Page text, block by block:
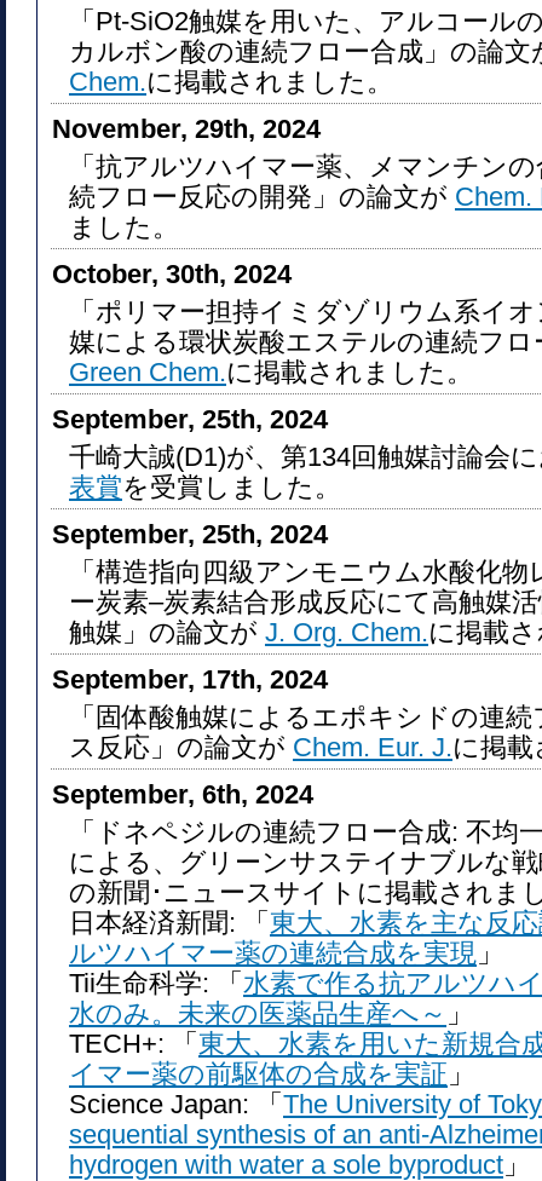
「Pt-SiO2触媒を用いた、アルコール
カルボン酸の連続フロー合成」の論
Chem.に掲載されました。
November, 29th, 2024
「抗アルツハイマー薬、メマンチン
続フロー反応の開発」の論文が Chem.
ました。
October, 30th, 2024
「ポリマー担持イミダゾリウム系イ
媒による環状炭酸エステルの連続フロ
Green Chem.に掲載されました。
September, 25th, 2024
千崎大誠(D1)が、第134回触媒討論会
表賞を受賞しました。
September, 25th, 2024
「構造指向四級アンモニウム水酸化
ー炭素–炭素結合形成反応にて高触媒
触媒」の論文が J. Org. Chem.に掲載
September, 17th, 2024
「固体酸触媒によるエポキシドの連
ス反応」の論文が Chem. Eur. J.に掲
September, 6th, 2024
「ドネペジルの連続フロー合成: 不均
による、グリーンサステイナブルな
の新聞･ニュースサイトに掲載されま
日本経済新聞: 「 東大、水素を主な反
ルツハイマー薬の連続合成を実現 」
Tii生命科学: 「 水素で作る抗アルツハ
水のみ。未来の医薬品生産へ～ 」
TECH+: 「 東大、水素を用いた新規合
イマー薬の前駆体の合成を実証 」
Science Japan: 「 The University of
sequential synthesis of an anti-
hydrogen with water a sole byproduct 」